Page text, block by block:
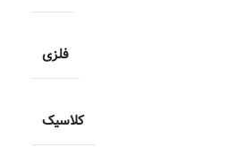
فلزی
کلاسیک